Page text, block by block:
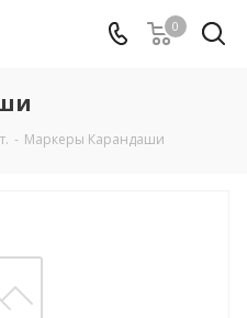
0
- Маркеры Карандаши